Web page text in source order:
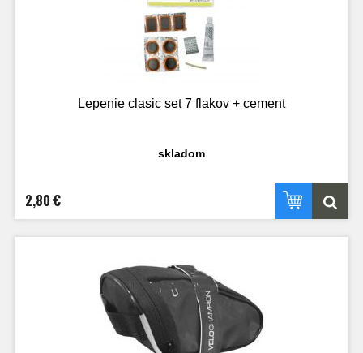
Lepenie clasic set 7 flakov + cement
skladom
2,80 €